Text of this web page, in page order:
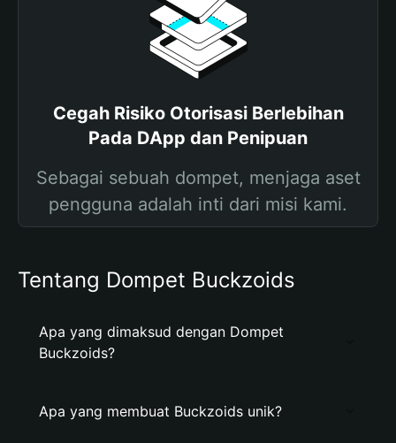
Cegah Risiko Otorisasi Berlebihan
Pada DApp dan Penipuan
Sebagai sebuah dompet, menjaga aset
pengguna adalah inti dari misi kami.
Tentang Dompet Buckzoids
Apa yang dimaksud dengan Dompet
Buckzoids?
Apa yang membuat Buckzoids unik?